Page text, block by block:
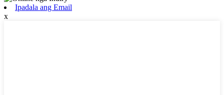
Ipadala ang Email
x